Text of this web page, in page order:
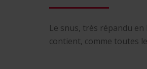
Le snus, très répandu
contient, comme toutes